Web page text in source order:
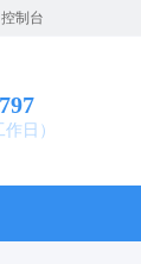
控制台
日）